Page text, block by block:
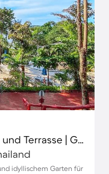
Ferienanlage mit Garten, Pool und Terrasse | Gartenblick
idyllischem Garten für